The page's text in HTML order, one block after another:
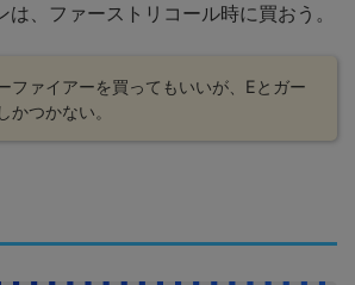
、ファーストリコール時に買おう。
ファイアーを買ってもいいが、Eとガー
かつかない。